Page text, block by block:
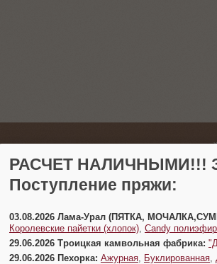
(383)
г.
РАСЧЕТ НАЛИЧНЫМИ!!!
Поступление пряжи:
03.08.2026 Лама-Урал (ПЯТКА,
Королевские пайетки (хлопок) Candy
29.06.2026 Троицкая камвольная фабрика:
29.06.2026 Пехорка: Ажурная Буклированная